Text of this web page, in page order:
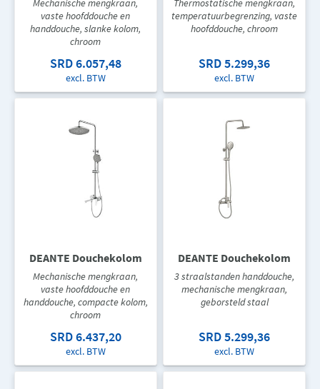
Mechanische mengkraan,
vaste hoofddouche en
handdouche, slanke kolom,
chroom
SRD 6.057,48
excl. BTW
Thermostatische mengkraan,
temperatuurbegrenzing, vaste
hoofddouche, chroom
SRD 5.299,36
excl. BTW
DEANTE Douchekolom
Mechanische mengkraan,
vaste hoofddouche en
handdouche, compacte kolom,
chroom
SRD 6.437,20
excl. BTW
DEANTE Douchekolom
3 straalstanden handdouche,
mechanische mengkraan,
geborsteld staal
SRD 5.299,36
excl. BTW